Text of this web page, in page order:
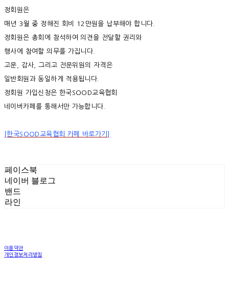
정회원은
매년 3월 중 정해진 회비 12만원을 납부해야 합니다.
정회원은 총회에 참석하여 의견을 전달할 권리와
행사에 참여할 의무를 가집니다.
고문, 감사, 그리고 전문위원의 자격은
일반회원과 동일하게 적용됩니다.
정회원 가입신청은 한국SOOD교육협회
네이버카페를 통해서만 가능합니다.
[한국SOOD교육협회 카페 바로가기]
페이스북
네이버 블로그
밴드
라인
이용약관
개인정보처리방침